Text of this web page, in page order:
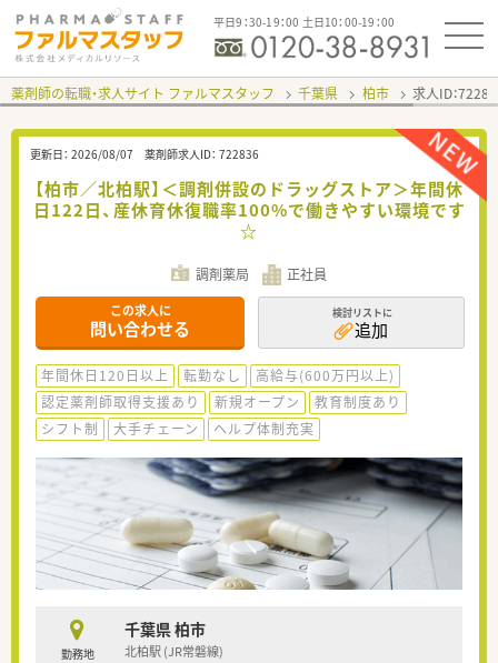
平日9：30-19：00 土日10：00-19：00
薬剤師の転職・求人サイト ファルマスタッフ 千葉県 柏市 求人ID：
更新日： 2026/08/07 薬剤師求人ID： 722836
【柏市／北柏駅】＜調剤併設のドラッグストア＞年間休
日122日、産休育休復職率100%で働きやすい環境です
☆
調剤薬局 正社員
この求人に
問い合わせる
検討リストに
追加
年間休日120日以上 転勤なし
高給与(600万円以上)
認定薬剤師取得支援あり
新規オープン
教育制度あり
シフト制
大手チェーン ヘルプ体制充実
勤務地
千葉県 柏市
北柏駅 (JR常磐線)